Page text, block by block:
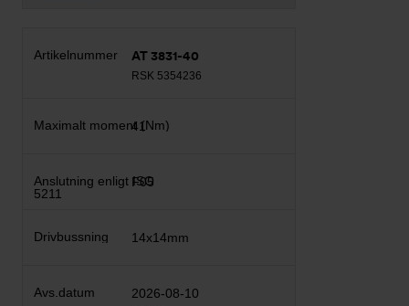
AT 3831-40
RSK 5354236
41
F05
14x14mm
2026-08-10